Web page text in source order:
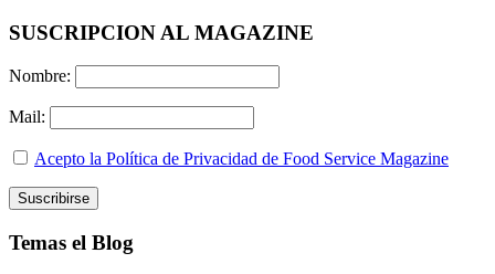
SUSCRIPCION AL MAGAZINE
Nombre:
Mail:
Acepto la Política de Privacidad de Food Service Magazine
Temas el Blog